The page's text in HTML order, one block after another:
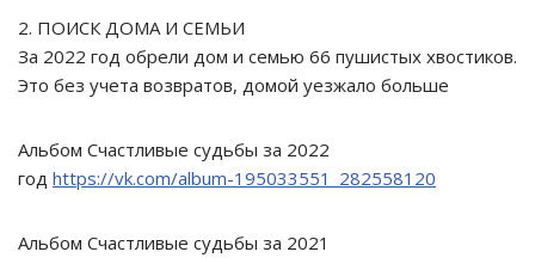
2. ПОИСК ДОМА И СЕМЬИ
За 2022 год обрели дом и семью 66 пушистых хвостиков.
Это без учета возвратов, домой уезжало больше
Альбом Счастливые судьбы за 2022
год https://vk.com/album-195033551_282558120
Альбом Счастливые судьбы за 2021